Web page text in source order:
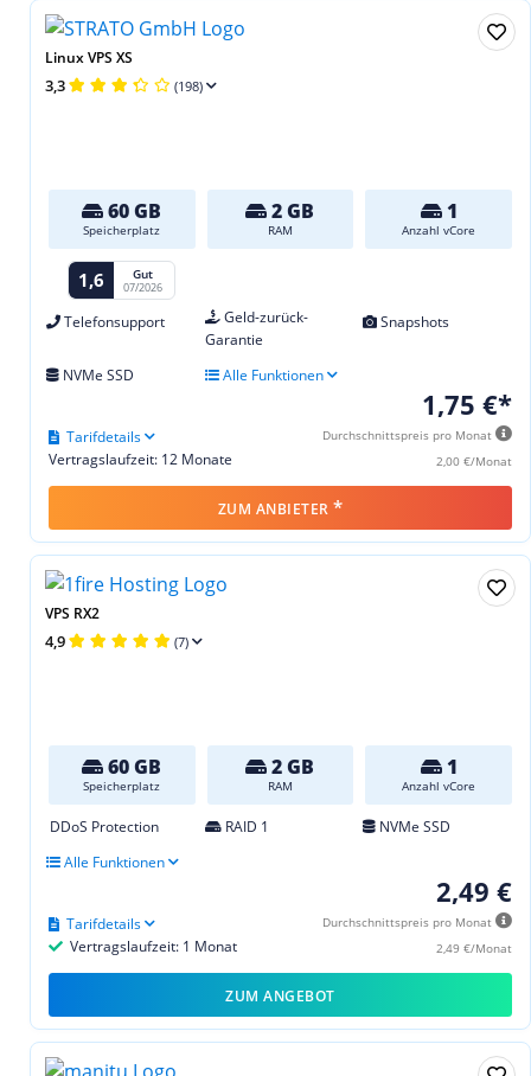
Linux VPS XS
3,3 (198)
60 GB
Speicherplatz
2 GB
RAM
1
Anzahl vCore
1,6 Gut
07/2026
Telefonsupport
Geld-zurück-
Garantie
Snapshots
NVMe SSD Alle Funktionen
1,75 €*
Durchschnittspreis pro Monat
2,00 €/Monat
Vertragslaufzeit: 12 Monate
Tarifdetails
ZUM ANBIETER *
VPS RX2
4,9 (7)
60 GB
Speicherplatz
2 GB
RAM
1
Anzahl vCore
DDoS Protection RAID 1
NVMe SSD
Alle Funktionen
2,49 €
Durchschnittspreis pro Monat
2,49 €/Monat
Vertragslaufzeit: 1 Monat
Tarifdetails
ZUM ANGEBOT